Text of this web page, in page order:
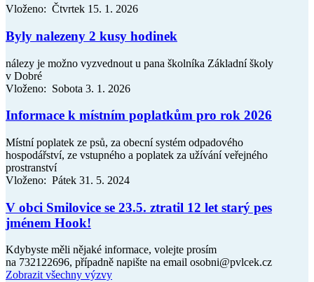
Vloženo: Čtvrtek 15. 1. 2026
Byly nalezeny 2 kusy hodinek
nálezy je možno vyzvednout u pana školníka Základní školy
v Dobré
Vloženo: Sobota 3. 1. 2026
Informace k místním poplatkům pro rok 2026
Místní poplatek ze psů, za obecní systém odpadového
hospodářství, ze vstupného a poplatek za užívání veřejného
prostranství
Vloženo: Pátek 31. 5. 2024
V obci Smilovice se 23.5. ztratil 12 let starý pes
jménem Hook!
Kdybyste měli nějaké informace, volejte prosím
na 732122696, případně napište na email osobni@pvlcek.cz
Zobrazit všechny výzvy